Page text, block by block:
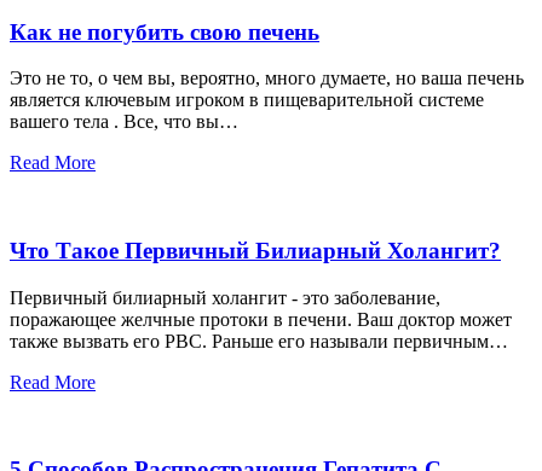
Как не погубить свою печень
Это не то, о чем вы, вероятно, много думаете, но ваша печень
является ключевым игроком в пищеварительной системе
вашего тела . Все, что вы…
Read More
Что Такое Первичный Билиарный Холангит?
Первичный билиарный холангит - это заболевание,
поражающее желчные протоки в печени. Ваш доктор может
также вызвать его PBC. Раньше его называли первичным…
Read More